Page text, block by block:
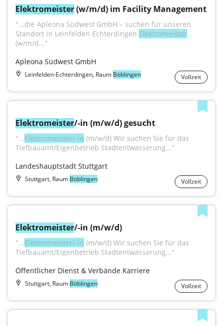
Elektromeister (w/m/d) im Facility Management
"...die Apleona Südwest GmbH – suchen für unseren
Standort in Leinfelden Echterdingen Elektromeister
(w/m/d..."
Apleona Südwest GmbH
Leinfelden-Echterdingen, Raum Böblingen Vollzeit
Elektromeister/-in (m/w/d) gesucht
"...Elektromeister/-in (m/w/d) Wir suchen Sie für das
Tiefbauamt/Eigenbetrieb Stadtentwässerung..."
Landeshauptstadt Stuttgart
Stuttgart, Raum Böblingen Vollzeit
Elektromeister/-in (m/w/d)
"...Elektromeister/-in (m/w/d) Wir suchen Sie für das
Tiefbauamt/Eigenbetrieb Stadtentwässerung..."
Öffentlicher Dienst & Verbände Karriere
Stuttgart, Raum Böblingen Vollzeit